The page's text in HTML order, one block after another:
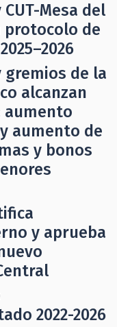
Mesa del
protocolo de
gremios de la
alcanzan
aumento
aumento de
y bonos
y aprueba
2022-2026